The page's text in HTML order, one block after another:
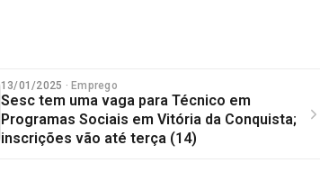
13/01/2025 · Emprego
Sesc tem uma vaga para Técnico em
Programas Sociais em Vitória da Conquista;
inscrições vão até terça (14)